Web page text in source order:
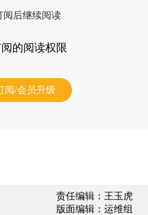
阅后继续阅读
的阅读权限
阅/会员升级
责任编辑：王玉虎
版面编辑：运维组